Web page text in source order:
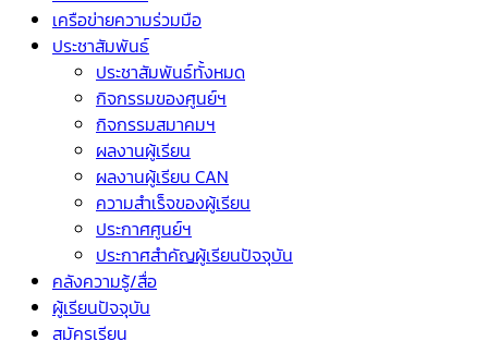
เครือข่ายความร่วมมือ
ประชาสัมพันธ์
ประชาสัมพันธ์ทั้งหมด
กิจกรรมของศูนย์ฯ
กิจกรรมสมาคมฯ
ผลงานผู้เรียน
ผลงานผู้เรียน CAN
ความสำเร็จของผู้เรียน
ประกาศศูนย์ฯ
ประกาศสำคัญผู้เรียนปัจจุบัน
คลังความรู้/สื่อ
ผู้เรียนปัจจุบัน
สมัครเรียน